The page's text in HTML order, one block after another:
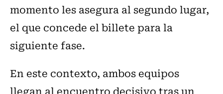
momento les asegura al segundo lugar,
el que concede el billete para la
siguiente fase.
En este contexto, ambos equipos
llegan al encuentro decisivo tras un